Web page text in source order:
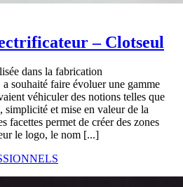
– Clotseul
dans la fabrication
souhaité faire évoluer une gamme
véhiculer des notions telles que
et mise en valeur de la
facettes permet de créer des zones
le logo, le nom [...]